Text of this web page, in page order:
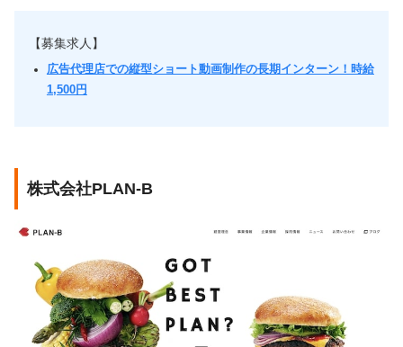
【募集求人】
広告代理店での縦型ショート動画制作の長期インターン！時給
1,500円
株式会社PLAN-B